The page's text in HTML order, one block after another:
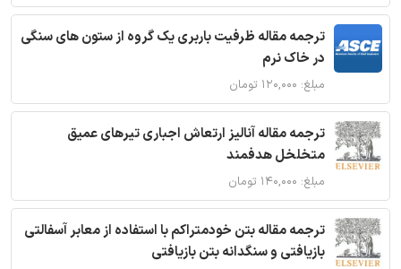
ترجمه مقاله ظرفیت باربری یک گروه از ستون های سنگی
در خاک نرم
مبلغ: ۱۲۰,۰۰۰ تومان
ترجمه مقاله آنالیز ارتعاش اجباری تیرهای عمیق
متخلخل هدفمند
مبلغ: ۱۴۰,۰۰۰ تومان
ترجمه مقاله بتن خودمتراکم با استفاده از معابر آسفالتی
بازیافتی و سنگدانه بتن بازیافتی